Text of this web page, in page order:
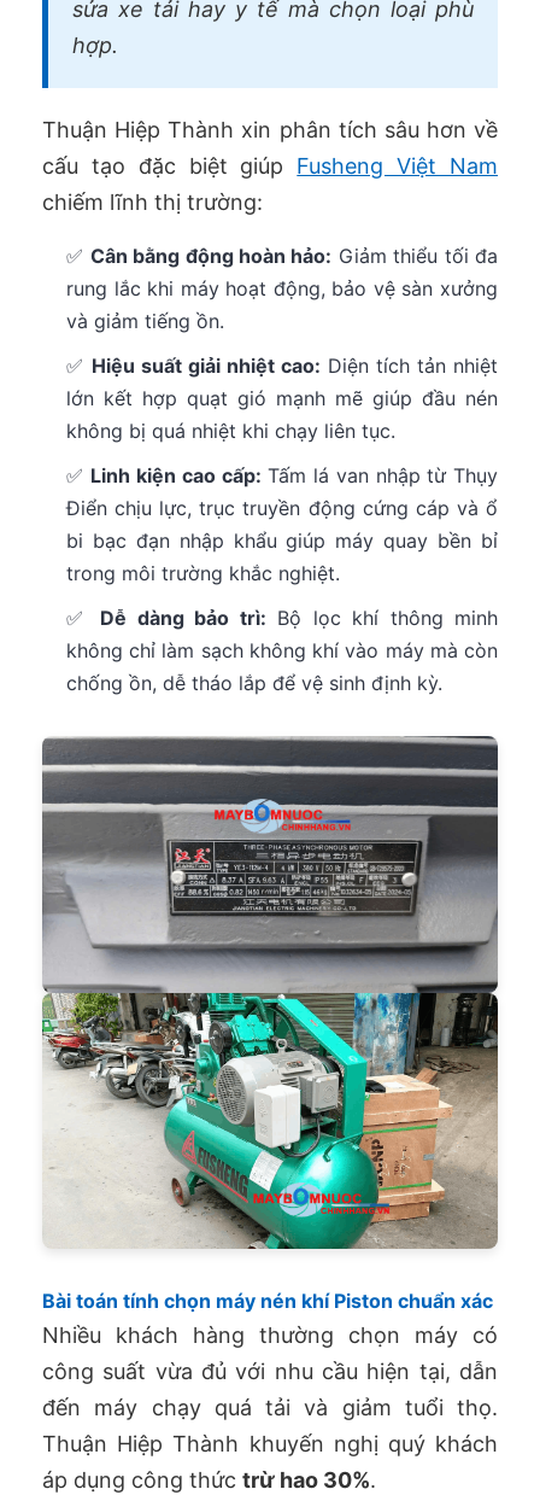
sửa xe tải hay y tế mà chọn loại phù
hợp.
Thuận Hiệp Thành xin phân tích sâu hơn về
cấu tạo đặc biệt giúp Fusheng Việt Nam
chiếm lĩnh thị trường:
✅ Cân bằng động hoàn hảo: Giảm thiểu tối đa
rung lắc khi máy hoạt động, bảo vệ sàn xưởng
và giảm tiếng ồn.
✅ Hiệu suất giải nhiệt cao: Diện tích tản nhiệt
lớn kết hợp quạt gió mạnh mẽ giúp đầu nén
không bị quá nhiệt khi chạy liên tục.
✅ Linh kiện cao cấp: Tấm lá van nhập từ Thụy
Điển chịu lực, trục truyền động cứng cáp và ổ
bi bạc đạn nhập khẩu giúp máy quay bền bỉ
trong môi trường khắc nghiệt.
✅ Dễ dàng bảo trì: Bộ lọc khí thông minh
không chỉ làm sạch không khí vào máy mà còn
chống ồn, dễ tháo lắp để vệ sinh định kỳ.
Bài toán tính chọn máy nén khí Piston chuẩn xác
Nhiều khách hàng thường chọn máy có
công suất vừa đủ với nhu cầu hiện tại, dẫn
đến máy chạy quá tải và giảm tuổi thọ.
Thuận Hiệp Thành khuyến nghị quý khách
áp dụng công thức trừ hao 30%.